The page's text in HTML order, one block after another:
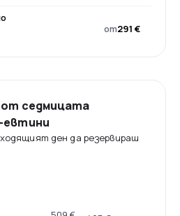
от291 €
от седмицата
евтини
ден да резервираш